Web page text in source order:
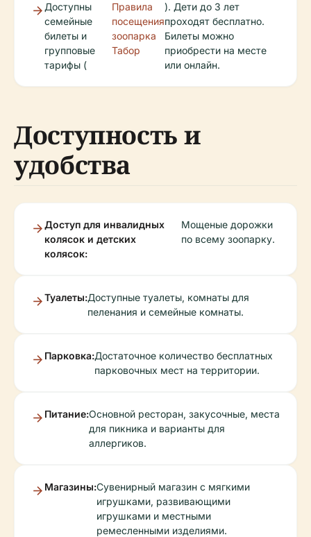
Доступны
семейные
билеты и
групповые
тарифы (
Правила
посещения
зоопарка
Табор
). Дети до 3 лет
проходят бесплатно.
Билеты можно
приобрести на месте
или онлайн.
Доступность и
удобства
Доступ для инвалидных
колясок и детских
колясок:
Мощеные дорожки
по всему зоопарку.
Туалеты:Доступные туалеты, комнаты для
пеленания и семейные комнаты.
Парковка:Достаточное количество бесплатных
парковочных мест на территории.
Питание:Основной ресторан, закусочные, места
для пикника и варианты для
аллергиков.
Магазины:Сувенирный магазин с мягкими
игрушками, развивающими
игрушками и местными
ремесленными изделиями.